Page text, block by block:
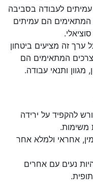
לעבודה בסביבה
המתאימים הם עמיתים
ערך זה מציעים ביטחון
המתאימים הם
ותנאי עבודה.
להקפיד על ירידה
משימות.
אחראי ולמלא אחר
נעים עם אחרים